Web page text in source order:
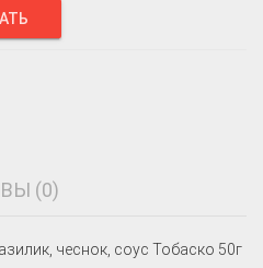
(0)
чеснок, соус Тобаско 50г